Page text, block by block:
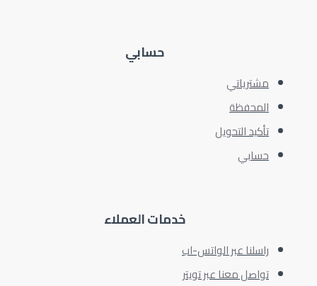
حسابي
مشترياتي
المحفظة
تأكيد التحويل
حسابي
خدمات العملاء
راسلنا عبر الواتس-اب
تواصل معنا عبر تويتر